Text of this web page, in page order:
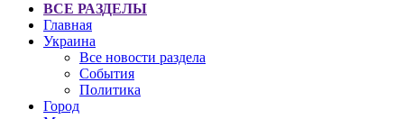
ВСЕ РАЗДЕЛЫ
Главная
Украина
Все новости раздела
События
Политика
Город